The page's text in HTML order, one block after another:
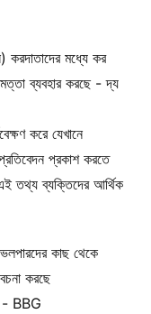
মধ্যে কর
ব্যবহার করছে - দ্য
করে যেখানে
প্রতিবেদন প্রকাশ করতে
তথ্য ব্যক্তিদের আর্থিক
কাছ থেকে
করছে
- BBG